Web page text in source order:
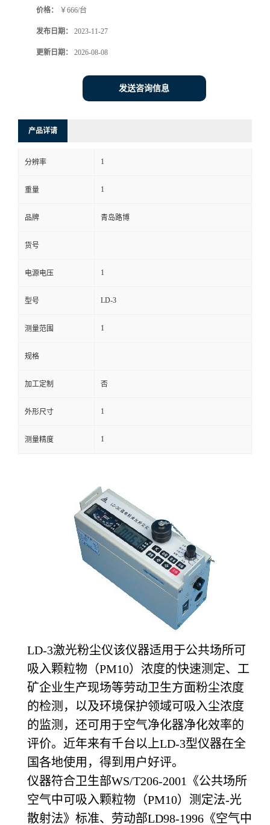
系
方
式
在
线
价格： ￥666/台
发布日期： 2023-11-27
更新日期： 2026-08-08
发送咨询信息
产品详请
分辨率 1
重量 1
品牌 青岛路博
货号
电源电压 1
型号 LD-3
测量范围 1
规格
加工定制 否
外形尺寸 1
测量精度 1
LD-3激光粉尘仪该仪器适用于公共场所可
吸入颗粒物（PM10）浓度的快速测定、工
矿企业生产现场等劳动卫生方面粉尘浓度
的检测，以及环境保护领域可吸入尘浓度
的监测，还可用于空气净化器净化效率的
评价。近年来有千台以上LD-3型仪器在全
国各地使用，得到用户好评。
仪器符合卫生部WS/T206-2001《公共场所
空气中可吸入颗粒物（PM10）测定法-光
散射法》标准、劳动部LD98-1996《空气中